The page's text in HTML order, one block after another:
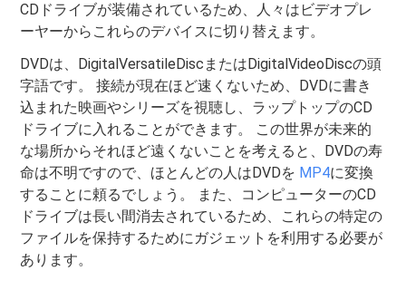
CDドライブが装備されているため、人々はビデオプレ
ーヤーからこれらのデバイスに切り替えます。
DVDは、DigitalVersatileDiscまたはDigitalVideoDiscの頭
字語です。 接続が現在ほど速くないため、DVDに書き
込まれた映画やシリーズを視聴し、ラップトップのCD
ドライブに入れることができます。 この世界が未来的
な場所からそれほど遠くないことを考えると、DVDの寿
命は不明ですので、ほとんどの人はDVDを MP4に変換
することに頼るでしょう。 また、コンピューターのCD
ドライブは長い間消去されているため、これらの特定の
ファイルを保持するためにガジェットを利用する必要が
あります。